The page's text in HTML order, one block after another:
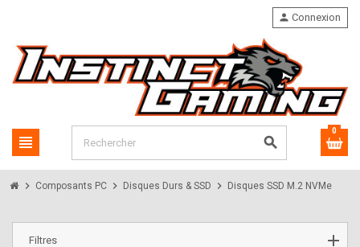
view_headline search
person Connexion
0
chevron_right Composants PC chevron_right Disques Durs & SSD chevron_right Disques SSD M.2 NVMe
Filtres